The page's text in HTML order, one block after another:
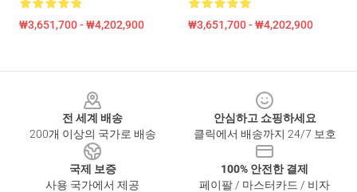
₩3,651,700 - ₩4,202,900 ₩3,651,700 - ₩4,202,900
전 세계 배송
200개 이상의 국가로 배송
안심하고 쇼핑하세요
클릭에서 배송까지 24/7 보호
국제 보증
사용 국가에서 제공
100% 안전한 결제
페이팔 / 마스터카드 / 비자